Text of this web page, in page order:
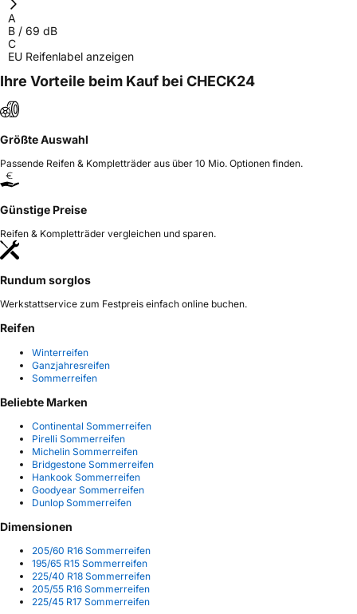
A
B / 69 dB
C
EU Reifenlabel anzeigen
Ihre Vorteile beim Kauf bei CHECK24
Größte Auswahl
Passende Reifen & Kompletträder aus über 10 Mio. Optionen finden.
Günstige Preise
Reifen & Kompletträder vergleichen und sparen.
Rundum sorglos
Werkstattservice zum Festpreis einfach online buchen.
Reifen
Winterreifen
Ganzjahresreifen
Sommerreifen
Beliebte Marken
Continental Sommerreifen
Pirelli Sommerreifen
Michelin Sommerreifen
Bridgestone Sommerreifen
Hankook Sommerreifen
Goodyear Sommerreifen
Dunlop Sommerreifen
Dimensionen
205/60 R16 Sommerreifen
195/65 R15 Sommerreifen
225/40 R18 Sommerreifen
205/55 R16 Sommerreifen
225/45 R17 Sommerreifen